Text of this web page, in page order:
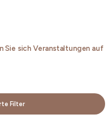
Sie sich Veranstaltungen auf
Filter